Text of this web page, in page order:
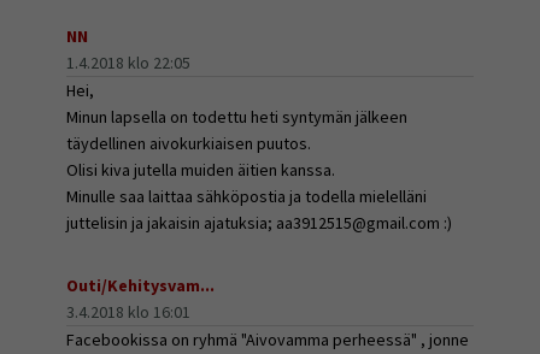
NN
1.4.2018 klo 22:05
Hei,
Minun lapsella on todettu heti syntymän jälkeen
täydellinen aivokurkiaisen puutos.
Olisi kiva jutella muiden äitien kanssa.
Minulle saa laittaa sähköpostia ja todella mielelläni
juttelisin ja jakaisin ajatuksia; aa3912515@gmail.com :)
Outi/Kehitysvam...
3.4.2018 klo 16:01
Facebookissa on ryhmä "Aivovamma perheessä" , jonne